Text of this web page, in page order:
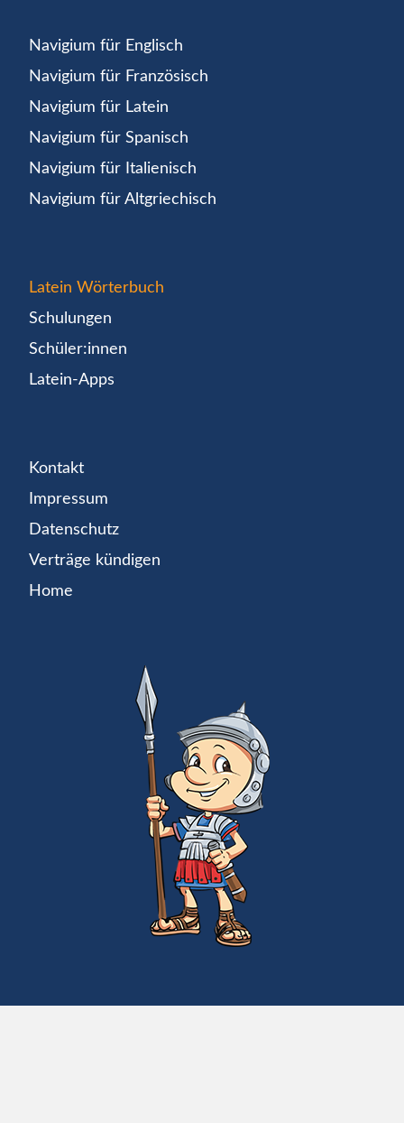
Navigium für Englisch
Navigium für Französisch
Navigium für Latein
Navigium für Spanisch
Navigium für Italienisch
Navigium für Altgriechisch
Latein Wörterbuch
Schulungen
Schüler:innen
Latein-Apps
Kontakt
Impressum
Datenschutz
Verträge kündigen
Home